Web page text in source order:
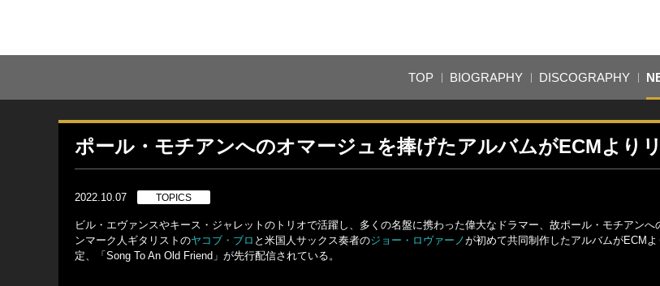
TOP BIOGRAPHY DISCOGRAPHY
ポール・モチアンへのオマージュを捧げたアルバムがECMより
2022.10.07 TOPICS
ビル・エヴァンスやキース・ジャレットのトリオで活躍し、多くの名盤に携わった偉大なドラマー、故ポール・モチアンへ
ンマーク人ギタリストのヤコブ・ブロ と米国人サックス奏者のジョー・ロヴァーノが初めて共同制作したアルバムがECM
定、「Song To An Old Friend」が先行配信されている。